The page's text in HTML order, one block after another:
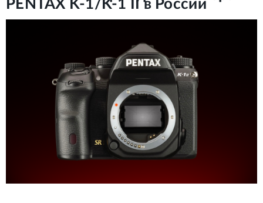
PENTAX K-1/K-1 II в России